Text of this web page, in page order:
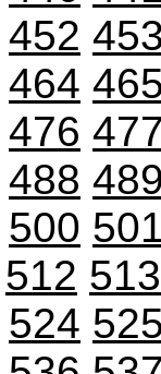
452
464
476
488
500
512 513
524